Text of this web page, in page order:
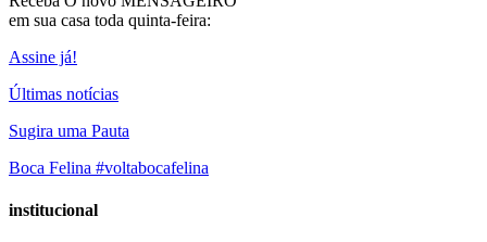
em sua casa toda quinta-feira:
Assine já!
Últimas notícias
Sugira uma Pauta
Boca Felina #voltabocafelina
institucional